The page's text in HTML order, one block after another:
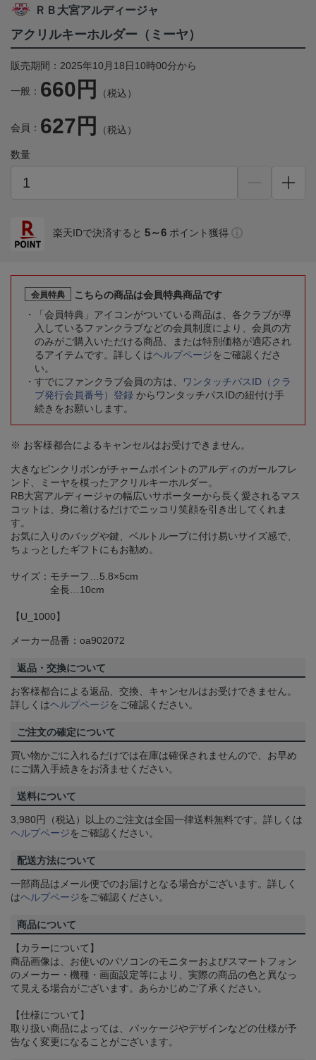
ＲＢ大宮アルディージャ
アクリルキーホルダー（ミーヤ）
販売期間：2025年10月18日10時00分から
一般： 660円 （税込）
会員： 627円 （税込）
数量
楽天IDで決済すると 5～6 ポイント獲得
会員特典
こちらの商品は会員特典商品です
「会員特典」アイコンがついている商品は、各クラブが導
入しているファンクラブなどの会員制度により、会員の方
のみがご購入いただける商品、または特別価格が適応され
るアイテムです。詳しくはヘルプページをご確認くださ
い。
すでにファンクラブ会員の方は、
ワンタッチパスID（クラ
ブ発行会員番号）登録 からワンタッチパスIDの紐付け手
続きをお願いします。
※ お客様都合によるキャンセルはお受けできません。
大きなピンクリボンがチャームポイントのアルディのガールフレ
ンド、ミーヤを模ったアクリルキーホルダー。
RB大宮アルディージャの幅広いサポーターから長く愛されるマス
コットは、身に着けるだけでニッコリ笑顔を引き出してくれま
す。
お気に入りのバッグや鍵、ベルトループに付け易いサイズ感で、
ちょっとしたギフトにもお勧め。
サイズ：モチーフ…5.8×5cm
全長…10cm
【U_1000】
メーカー品番：oa902072
返品・交換について
お客様都合による返品、交換、キャンセルはお受けできません。
詳しくはヘルプページをご確認ください。
ご注文の確定について
買い物かごに入れるだけでは在庫は確保されませんので、お早め
にご購入手続きをお済ませください。
送料について
3,980円（税込）以上のご注文は全国一律送料無料です。詳しくは
ヘルプページをご確認ください。
配送方法について
一部商品はメール便でのお届けとなる場合がございます。詳しく
はヘルプページをご確認ください。
商品について
【カラーについて】
商品画像は、お使いのパソコンのモニターおよびスマートフォン
のメーカー・機種・画面設定等により、実際の商品の色と異なっ
て見える場合がございます。あらかじめご了承ください。
【仕様について】
取り扱い商品によっては、パッケージやデザインなどの仕様が予
告なく変更になることがございます。